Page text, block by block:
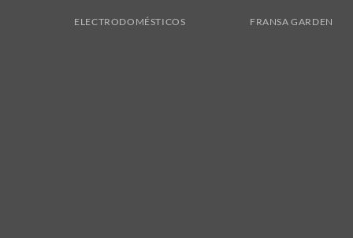
ELECTRODOMÉSTICOS FRANSA GARDEN